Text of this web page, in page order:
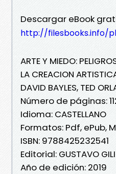
Descargar eBook
http://filesbooks.info/
ARTE Y MIEDO:
LA CREACION
DAVID BAYLES, TED
Número de páginas:
Idioma: CASTELLANO
Formatos: Pdf, ePub,
ISBN: 9788425232541
Editorial: GUSTAVO GILI
Año de edición: 2019